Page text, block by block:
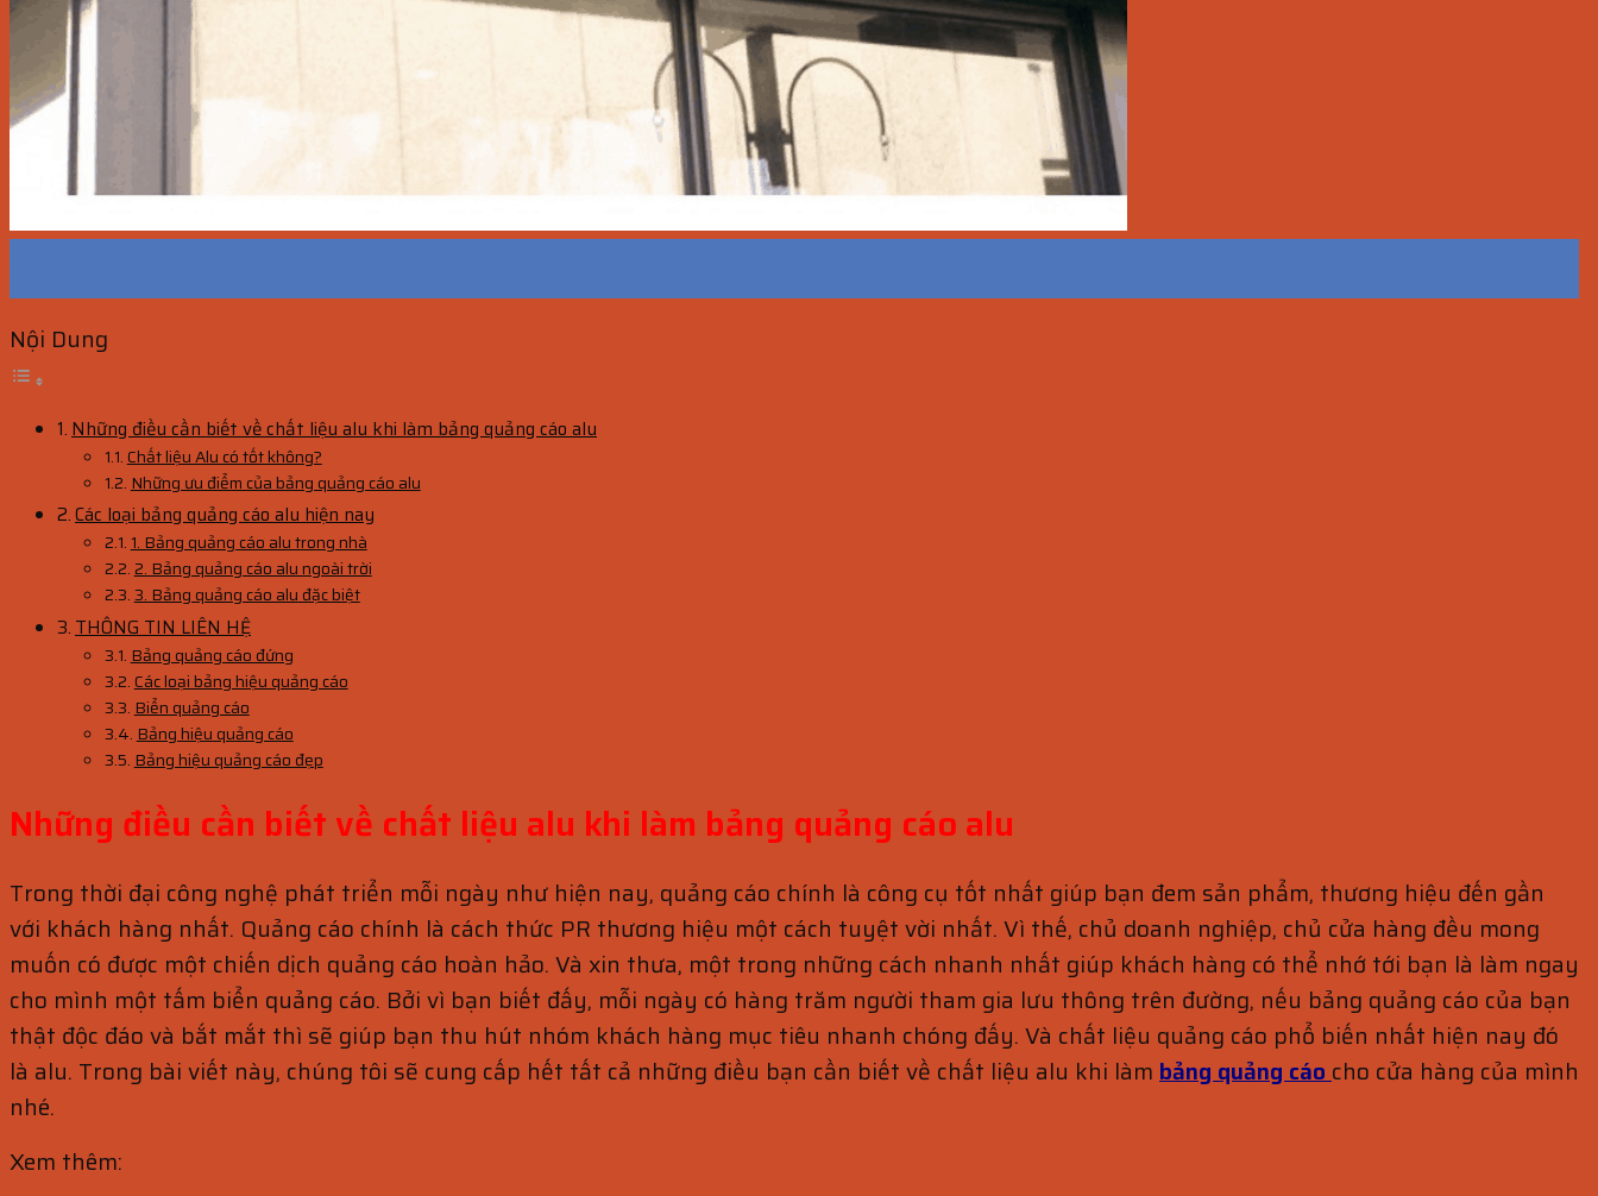
Nội Dung
Những điều cần biết về chất liệu alu khi làm bảng quảng cáo alu
Chất liệu Alu có tốt không?
Những ưu điểm của bảng quảng cáo alu
Các loại bảng quảng cáo alu hiện nay
1. Bảng quảng cáo alu trong nhà
2. Bảng quảng cáo alu ngoài trời
3. Bảng quảng cáo alu đặc biệt
THÔNG TIN LIÊN HỆ
Bảng quảng cáo đứng
Các loại bảng hiệu quảng cáo
Biển quảng cáo
Bảng hiệu quảng cáo
Bảng hiệu quảng cáo đẹp
Những điều cần biết về chất liệu alu khi làm bảng quảng cáo alu
Trong thời đại công nghệ phát triển mỗi ngày như hiện nay, quảng cáo chính là công cụ tốt nhất giúp bạn đem sản phẩm, thương hiệu đến gần
với khách hàng nhất. Quảng cáo chính là cách thức PR thương hiệu một cách tuyệt vời nhất. Vì thế, chủ doanh nghiệp, chủ cửa hàng đều mong
muốn có được một chiến dịch quảng cáo hoàn hảo. Và xin thưa, một trong những cách nhanh nhất giúp khách hàng có thể nhớ tới bạn là làm ngay
cho mình một tấm biển quảng cáo. Bởi vì bạn biết đấy, mỗi ngày có hàng trăm người tham gia lưu thông trên đường, nếu bảng quảng cáo của bạn
thật độc đáo và bắt mắt thì sẽ giúp bạn thu hút nhóm khách hàng mục tiêu nhanh chóng đấy. Và chất liệu quảng cáo phổ biến nhất hiện nay đó
là alu. Trong bài viết này, chúng tôi sẽ cung cấp hết tất cả những điều bạn cần biết về chất liệu alu khi làm bảng quảng cáo cho cửa hàng của mình
nhé.
Xem thêm: